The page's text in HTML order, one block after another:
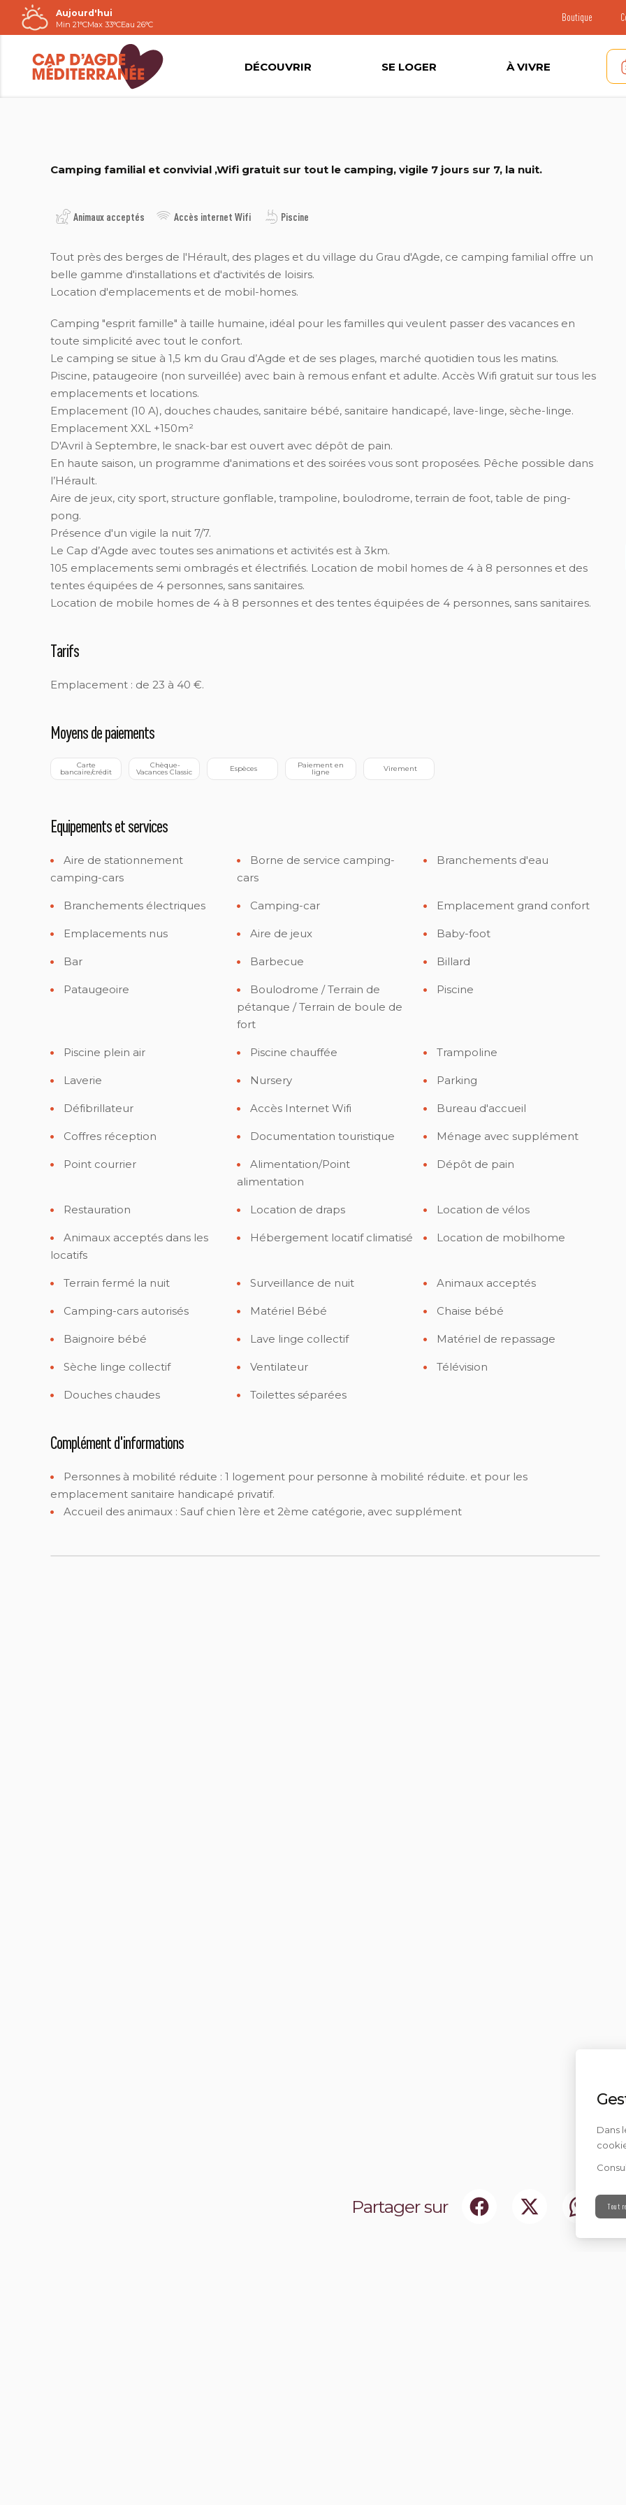
Passer
au
contenu
Aujourd'hui
Min 21°CMax 33°CEau 26°C
Boutique
DÉCOUVRIR SE LOGER À VIVRE
Camping familial et convivial ,Wifi gratuit sur tout le camping, vigile 7 jours sur 7, la nuit.
Animaux acceptés Accès internet Wifi Piscine
Tout près des berges de l'Hérault, des plages et du village du Grau d'Agde, ce camping familial offre un
belle gamme d'installations et d'activités de loisirs.
Location d'emplacements et de mobil-homes.
Camping "esprit famille" à taille humaine, idéal pour les familles qui veulent passer des vacances en
toute simplicité avec tout le confort.
Le camping se situe à 1,5 km du Grau d’Agde et de ses plages, marché quotidien tous les matins.
Piscine, pataugeoire (non surveillée) avec bain à remous enfant et adulte. Accès Wifi gratuit sur tous les
emplacements et locations.
Emplacement (10 A), douches chaudes, sanitaire bébé, sanitaire handicapé, lave-linge, sèche-linge.
Emplacement XXL +150m²
D'Avril à Septembre, le snack-bar est ouvert avec dépôt de pain.
En haute saison, un programme d'animations et des soirées vous sont proposées. Pêche possible dans
l’Hérault.
Aire de jeux, city sport, structure gonflable, trampoline, boulodrome, terrain de foot, table de ping-
pong.
Présence d'un vigile la nuit 7/7.
Le Cap d’Agde avec toutes ses animations et activités est à 3km.
105 emplacements semi ombragés et électrifiés. Location de mobil homes de 4 à 8 personnes et des
tentes équipées de 4 personnes, sans sanitaires.
Location de mobile homes de 4 à 8 personnes et des tentes équipées de 4 personnes, sans sanitaires.
Tarifs
Emplacement : de 23 à 40 €.
Moyens de paiements
bancaire/crédit Vacances Classic Espèces ligne Virement
Equipements et services
Aire de stationnement
camping-cars
Borne de service camping-
cars
Branchements d'eau
Branchements électriques Camping-car Emplacement grand confort
Emplacements nus Aire de jeux Baby-foot
Bar Barbecue Billard
Pataugeoire
Boulodrome / Terrain de
pétanque / Terrain de boule de
fort
Piscine
Piscine plein air Piscine chauffée Trampoline
Laverie Nursery Parking
Défibrillateur Accès Internet Wifi Bureau d'accueil
Coffres réception Documentation touristique Ménage avec supplément
Point courrier
Alimentation/Point
alimentation
Dépôt de pain
Restauration Location de draps Location de vélos
Animaux acceptés dans les
locatifs
Hébergement locatif climatisé Location de mobilhome
Terrain fermé la nuit Surveillance de nuit Animaux acceptés
Camping-cars autorisés Matériel Bébé Chaise bébé
Baignoire bébé Lave linge collectif Matériel de repassage
Sèche linge collectif Ventilateur Télévision
Douches chaudes Toilettes séparées
Complément d'informations
Personnes à mobilité réduite : 1 logement pour personne à mobilité réduite. et pour les
emplacement sanitaire handicapé privatif.
Accueil des animaux : Sauf chien 1ère et 2ème catégorie, avec supplément
Partager sur
Dans
Tout